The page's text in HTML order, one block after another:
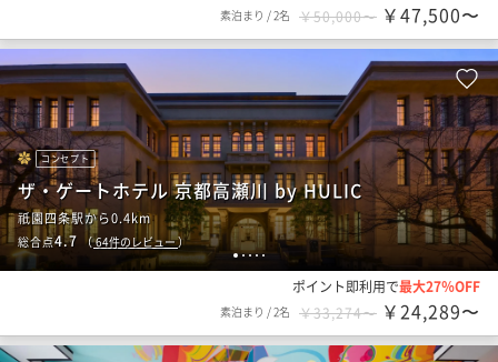
素泊まり /2名 ￥50,000〜 ￥47,500〜
12345
コンセプト
ザ・ゲートホテル 京都高瀬川 by HULIC
祇園四条駅から0.4km
総合点4.7 （64件のレビュー）
ポイント即利用で最大27％OFF
素泊まり /2名 ￥33,274〜 ￥24,289〜